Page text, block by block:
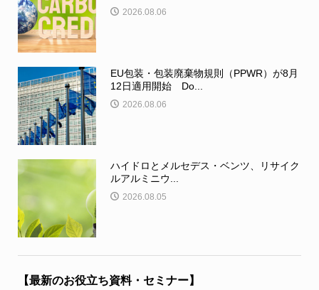
2026.08.06
EU包装・包装廃棄物規則（PPWR）が8月
12日適用開始 Do...
2026.08.06
ハイドロとメルセデス・ベンツ、リサイク
ルアルミニウ...
2026.08.05
【最新のお役立ち資料・セミナー】